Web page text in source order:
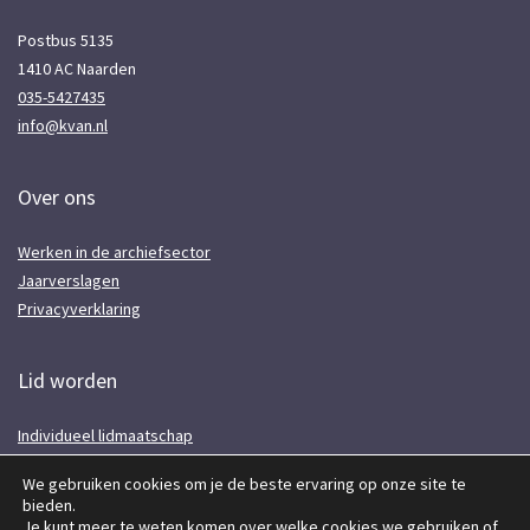
Postbus 5135
1410 AC Naarden
035-5427435
info@kvan.nl
Over ons
Werken in de archiefsector
Jaarverslagen
Privacyverklaring
Lid worden
Individueel lidmaatschap
Lidmaatschap opzeggen
Aanmelden nieuwsbrief
We gebruiken cookies om je de beste ervaring op onze site te
bieden.